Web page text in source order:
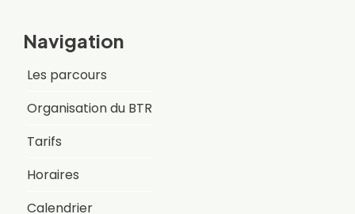
Navigation
Les parcours
Organisation du BTR
Tarifs
Horaires
Calendrier